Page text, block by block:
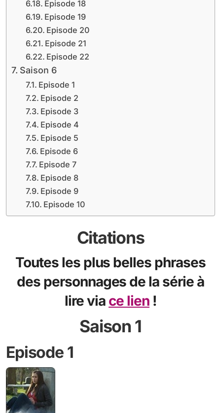
Episode 18
Episode 19
Episode 20
Episode 21
Episode 22
Saison 6
Episode 1
Episode 2
Episode 3
Episode 4
Episode 5
Episode 6
Episode 7
Episode 8
Episode 9
Episode 10
Citations
Toutes les plus belles phrases
des personnages de la série à
lire via ce lien!
Saison 1
Episode 1